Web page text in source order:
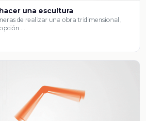
una escultura
de realizar una obra tridimensional,
…